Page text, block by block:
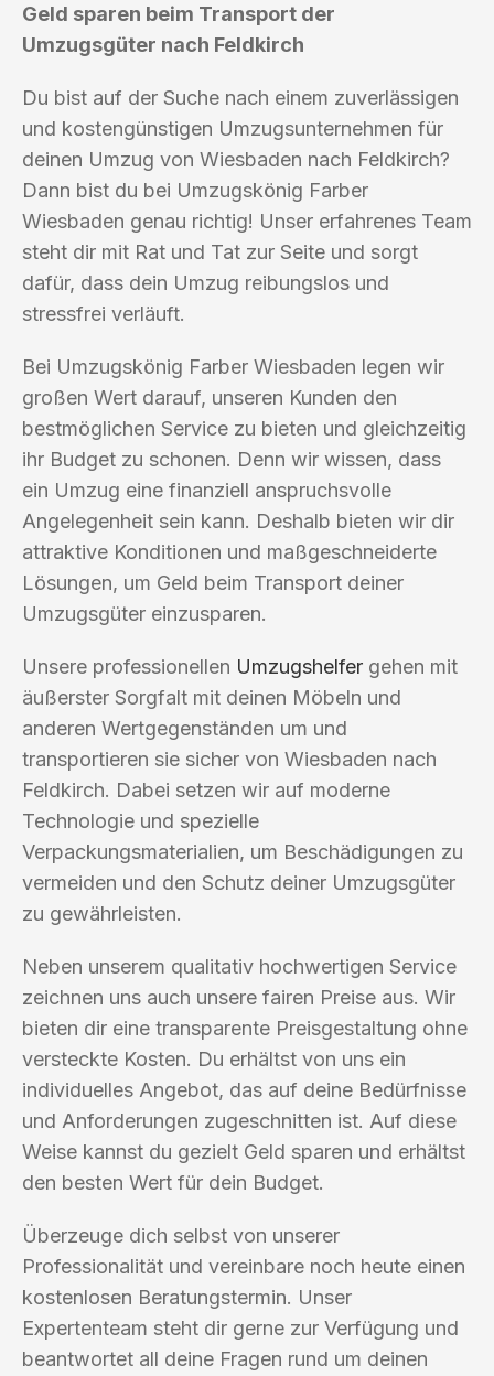
Geld sparen beim Transport der
Umzugsgüter nach Feldkirch
Du bist auf der Suche nach einem zuverlässigen
und kostengünstigen Umzugsunternehmen für
deinen Umzug von Wiesbaden nach Feldkirch?
Dann bist du bei Umzugskönig Farber
Wiesbaden genau richtig! Unser erfahrenes Team
steht dir mit Rat und Tat zur Seite und sorgt
dafür, dass dein Umzug reibungslos und
stressfrei verläuft.
Bei Umzugskönig Farber Wiesbaden legen wir
großen Wert darauf, unseren Kunden den
bestmöglichen Service zu bieten und gleichzeitig
ihr Budget zu schonen. Denn wir wissen, dass
ein Umzug eine finanziell anspruchsvolle
Angelegenheit sein kann. Deshalb bieten wir dir
attraktive Konditionen und maßgeschneiderte
Lösungen, um Geld beim Transport deiner
Umzugsgüter einzusparen.
Unsere professionellen Umzugshelfer gehen mit
äußerster Sorgfalt mit deinen Möbeln und
anderen Wertgegenständen um und
transportieren sie sicher von Wiesbaden nach
Feldkirch. Dabei setzen wir auf moderne
Technologie und spezielle
Verpackungsmaterialien, um Beschädigungen zu
vermeiden und den Schutz deiner Umzugsgüter
zu gewährleisten.
Neben unserem qualitativ hochwertigen Service
zeichnen uns auch unsere fairen Preise aus. Wir
bieten dir eine transparente Preisgestaltung ohne
versteckte Kosten. Du erhältst von uns ein
individuelles Angebot, das auf deine Bedürfnisse
und Anforderungen zugeschnitten ist. Auf diese
Weise kannst du gezielt Geld sparen und erhältst
den besten Wert für dein Budget.
Überzeuge dich selbst von unserer
Professionalität und vereinbare noch heute einen
kostenlosen Beratungstermin. Unser
Expertenteam steht dir gerne zur Verfügung und
beantwortet all deine Fragen rund um deinen